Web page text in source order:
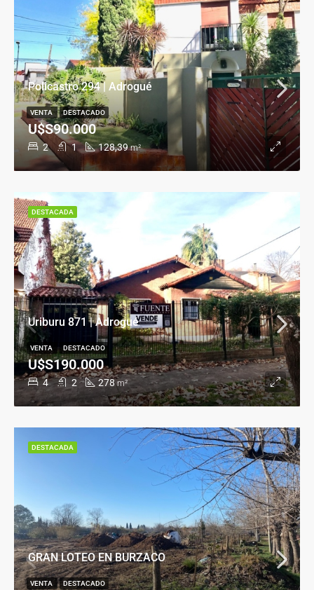
Policastro 294 | Adrogué
2 1 128,39 m²
U$S90.000
VENTA DESTACADO
Uriburu 871 | Adrogué
4 2 278 m²
U$S190.000
VENTA DESTACADO
DESTACADA
GRAN LOTEO EN BURZACO
VENTA DESTACADO
DESTACADA